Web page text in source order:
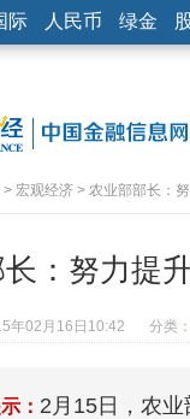
际 人民币 绿金
> 宏观经济 > 农业部部长：
：努力提
年02月16日10:42 分类：
： 2月15日，农